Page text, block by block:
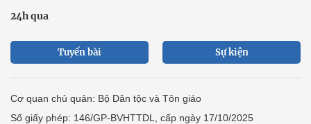
24h qua
Tuyến bài Sự kiện
Cơ quan chủ quản: Bộ Dân tộc và Tôn giáo
Số giấy phép: 146/GP-BVHTTDL, cấp ngày 17/10/2025